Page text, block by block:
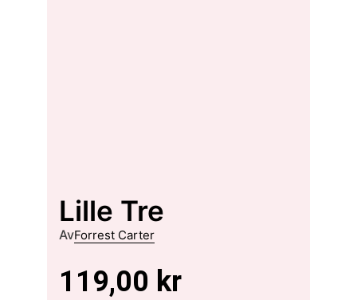
Lille Tre
AvForrest Carter
119,00 kr